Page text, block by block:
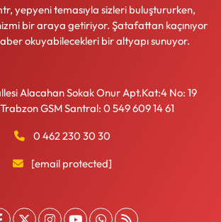
yepyeni temasıyla sizleri buluştururken,
bir araya getiriyor. Şatafattan kaçınıyor
okuyabilecekleri bir altyapı sunuyor.
Alacahan Sokak Onur Apt.Kat:4 No: 19
GSM Santral: 0 549 609 14 61
0 462 230 30 30
[email protected]